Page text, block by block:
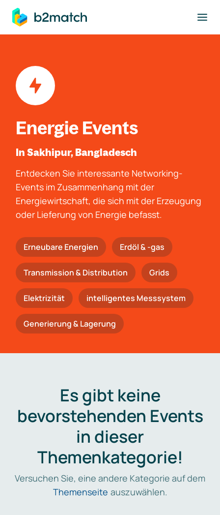
springen
Energie Events
In Sakhipur, Bangladesch
Entdecken Sie interessante Networking-
Events im Zusammenhang mit der
Energiewirtschaft, die sich mit der Erzeugung
oder Lieferung von Energie befasst.
Erneubare Energien Erdöl & -gas
Trans­mis­si­on & Distribution Grids
Elektrizität intelligentes Messsystem
Generierung & Lagerung
Es gibt keine
bevorstehenden Events
in dieser
Themenkategorie!
Versuchen Sie, eine andere Kategorie auf dem
Themenseite auszuwählen.